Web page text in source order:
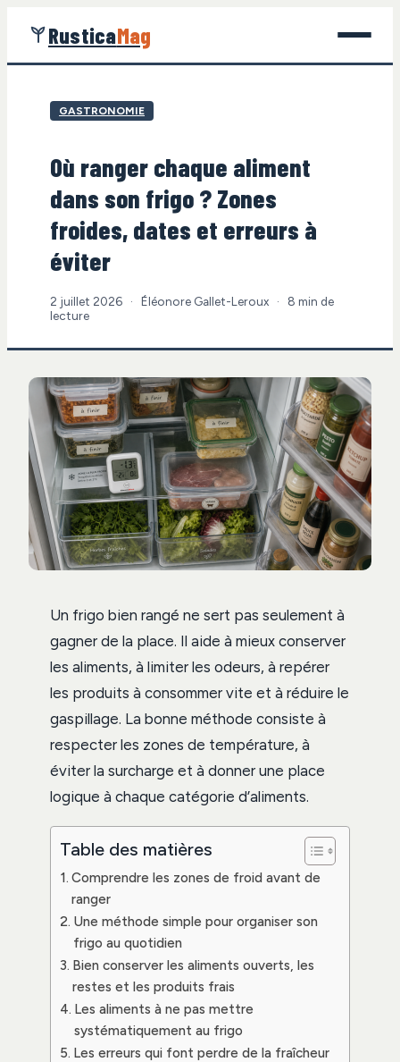
RusticaMag
Jardinage
Maison
Écologie
Gastronomie
GASTRONOMIE
Où ranger chaque aliment
dans son frigo ? Zones
froides, dates et erreurs à
éviter
2 juillet 2026 · Éléonore Gallet-Leroux ·
8 min de
lecture
Un frigo bien rangé ne sert pas seulement à
gagner de la place. Il aide à mieux conserver
les aliments, à limiter les odeurs, à repérer
les produits à consommer vite et à réduire le
gaspillage. La bonne méthode consiste à
respecter les zones de température, à
éviter la surcharge et à donner une place
logique à chaque catégorie d’aliments.
Table des matières
Comprendre les zones de froid avant de
ranger
Une méthode simple pour organiser son
frigo au quotidien
Bien conserver les aliments ouverts, les
restes et les produits frais
Les aliments à ne pas mettre
systématiquement au frigo
Les erreurs qui font perdre de la fraîcheur